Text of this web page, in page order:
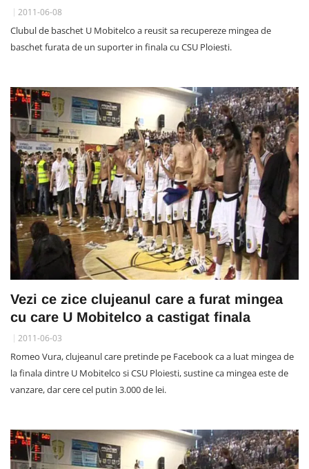
2011-06-08
Clubul de baschet U Mobitelco a reusit sa recupereze mingea de
baschet furata de un suporter in finala cu CSU Ploiesti.
Vezi ce zice clujeanul care a furat mingea
cu care U Mobitelco a castigat finala
2011-06-03
Romeo Vura, clujeanul care pretinde pe Facebook ca a luat mingea de
la finala dintre U Mobitelco si CSU Ploiesti, sustine ca mingea este de
vanzare, dar cere cel putin 3.000 de lei.